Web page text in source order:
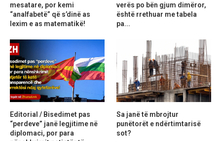
mesatare, por kemi
“analfabetë” që s’dinë as
lexim e as matematikë!
verës po bën gjum dimëror,
është rrethuar me tabela
pa...
Editorial / Bisedimet pas
“perdeve” janë legjitime në
diplomaci, por para
Sa janë të mbrojtur
punëtorët e ndërtimtarisë
sot?